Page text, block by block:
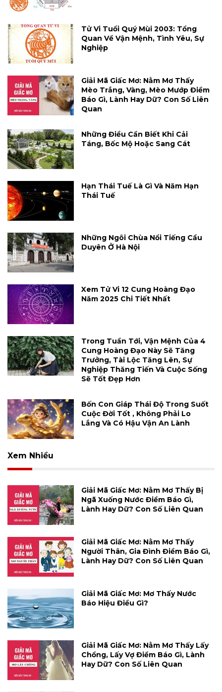
Tử Vi Tuổi Quý Mùi 2003: Tổng
Quan Về Vận Mệnh, Tình Yêu, Sự
Nghiệp
Giải Mã Giấc Mơ: Nằm Mơ Thấy
Mèo Trắng, Vàng, Mèo Mướp Điềm
Báo Gì, Lành Hay Dữ? Con Số Liên
Quan
Những Điều Cần Biết Khi Cải
Táng, Bốc Mộ Hoặc Sang Cát
Hạn Thái Tuế Là Gì Và Năm Hạn
Thái Tuế
Những Ngôi Chùa Nổi Tiếng Cầu
Duyên Ở Hà Nội
Xem Tử Vi 12 Cung Hoàng Đạo
Năm 2025 Chi Tiết Nhất
Trong Tuần Tới, Vận Mệnh Của 4
Cung Hoàng Đạo Này Sẽ Tăng
Trưởng, Tài Lộc Tăng Lên, Sự
Nghiệp Thăng Tiến Và Cuộc Sống
Sẽ Tốt Đẹp Hơn
Bốn Con Giáp Thái Độ Trong Suốt
Cuộc Đời Tốt , Không Phải Lo
Lắng Và Có Hậu Vận An Lành
Xem Nhiều
Giải Mã Giấc Mơ: Nằm Mơ Thấy Bị
Ngã Xuống Nước Điềm Báo Gì,
Lành Hay Dữ? Con Số Liên Quan
Giải Mã Giấc Mơ: Nằm Mơ Thấy
Người Thân, Gia Đình Điềm Báo Gì,
Lành Hay Dữ? Con Số Liên Quan
Giải Mã Giấc Mơ: Mơ Thấy Nước
Báo Hiệu Điều Gì?
Giải Mã Giấc Mơ: Nằm Mơ Thấy Lấy
Chồng, Lấy Vợ Điềm Báo Gì, Lành
Hay Dữ? Con Số Liên Quan